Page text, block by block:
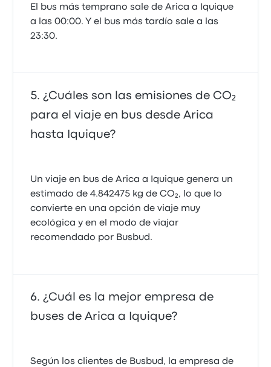
El bus más temprano sale de Arica a Iquique
a las 00:00. Y el bus más tardío sale a las
23:30.
¿Cuáles son las emisiones de CO₂
para el viaje en bus desde Arica
hasta Iquique?
Un viaje en bus de Arica a Iquique genera un
estimado de 4.842475 kg de CO₂, lo que lo
convierte en una opción de viaje muy
ecológica y en el modo de viajar
recomendado por Busbud.
¿Cuál es la mejor empresa de
buses de Arica a Iquique?
Según los clientes de Busbud, la empresa de